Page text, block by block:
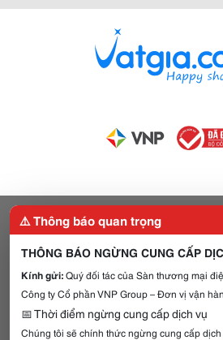
⚠️ Thông báo quan trọng
THÔNG BÁO NGỪNG CUNG CẤP
Kính gửi:Quý đối tác của Sàn thương mại
Công ty Cổ phần VNP Group – Đơn vị vận
📅 Thời điểm ngừng cung cấp dịch vụ
Chúng tôi sẽ chính thức ngừng cung cấp